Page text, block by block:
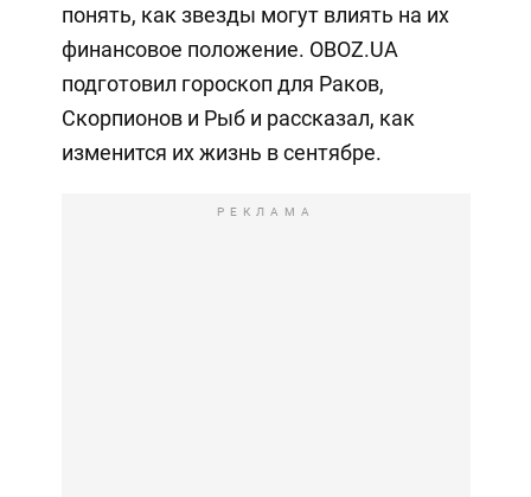
понять, как звезды могут влиять на их
финансовое положение. OBOZ.UA
подготовил гороскоп для Раков,
Скорпионов и Рыб и рассказал, как
изменится их жизнь в сентябре.
РЕКЛАМА